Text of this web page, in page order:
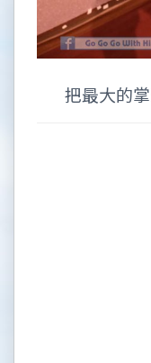
把最大的